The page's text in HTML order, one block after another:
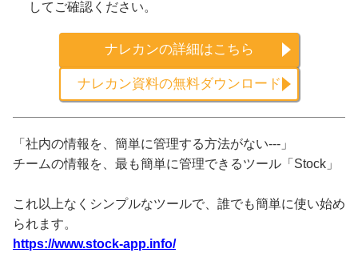
してご確認ください。
ナレカンの詳細はこちら
ナレカン資料の無料ダウンロード
「社内の情報を、簡単に管理する方法がない---」
チームの情報を、最も簡単に管理できるツール「Stock」
これ以上なくシンプルなツールで、誰でも簡単に使い始め
られます。
https://www.stock-app.info/